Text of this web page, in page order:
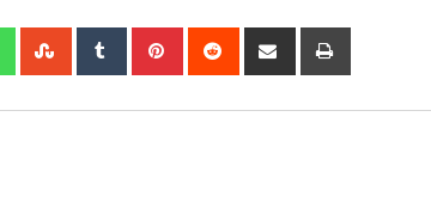
WhatsappStumbleUpon
Tumblr Pinterest Reddit
Share